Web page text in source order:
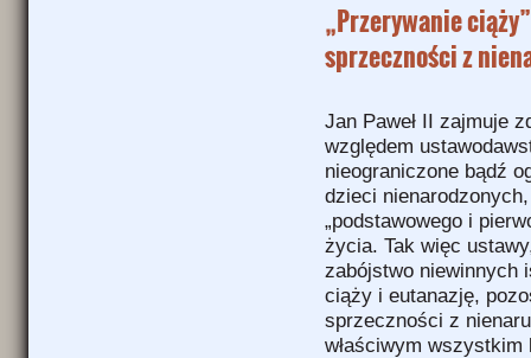
„Przerywanie
sprzeczności z
Jan Paweł II zajmuje
względem
nieograniczone bądź
dzieci
„podstawowego i
życia. Tak więc
zabójstwo niewinnych
ciąży i eutanazję,
sprzeczności z
właściwym